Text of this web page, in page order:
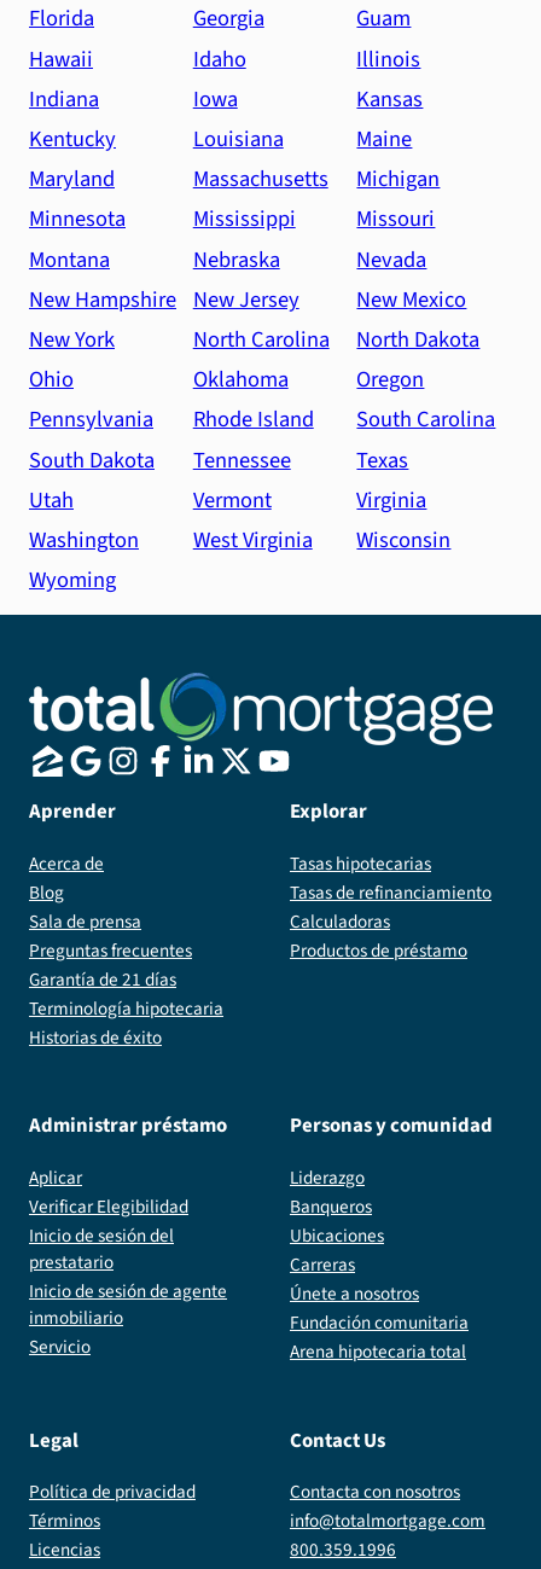
Florida
Georgia
Guam
Hawaii
Idaho
Illinois
Indiana
Iowa
Kansas
Kentucky
Louisiana
Maine
Maryland
Massachusetts
Michigan
Minnesota
Mississippi
Missouri
Montana
Nebraska
Nevada
New Hampshire New Jersey
New Mexico
New York
North Carolina
North Dakota
Ohio
Oklahoma
Oregon
Pennsylvania
Rhode Island
South Carolina
South Dakota
Tennessee
Texas
Utah
Vermont
Virginia
Washington
West Virginia
Wisconsin
Wyoming
Aprender
Acerca de
Blog
Sala de prensa
Preguntas frecuentes
Garantía de 21 días
Terminología hipotecaria
Historias de éxito
Explorar
Tasas hipotecarias
Tasas de refinanciamiento
Calculadoras
Productos de préstamo
Administrar préstamo
Aplicar
Verificar Elegibilidad
Inicio de sesión del
prestatario
Inicio de sesión de agente
inmobiliario
Servicio
Personas y comunidad
Liderazgo
Banqueros
Ubicaciones
Carreras
Únete a nosotros
Fundación comunitaria
Arena hipotecaria total
Legal
Política de privacidad
Términos
Licencias
Contact Us
Contacta con nosotros
info@totalmortgage.com
800.359.1996